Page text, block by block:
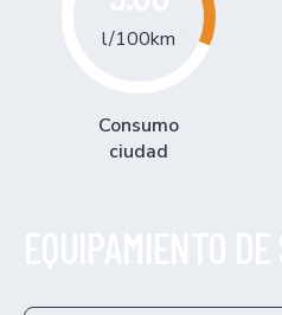
l/100km
Consumo
ciudad